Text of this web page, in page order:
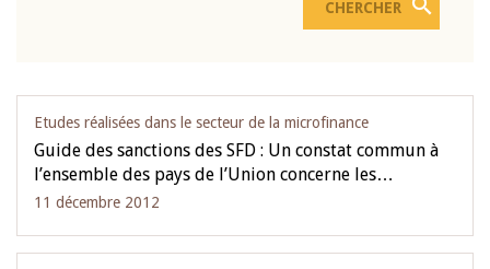
Etudes réalisées dans le secteur de la microfinance
Guide des sanctions des SFD : Un constat commun à
l’ensemble des pays de l’Union concerne les…
11 décembre 2012